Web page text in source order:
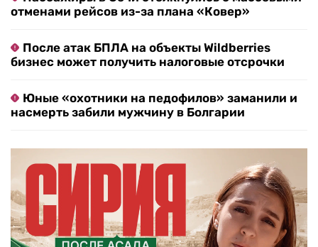
отменами рейсов из-за плана «Ковер»
После атак БПЛА на объекты Wildberries
бизнес может получить налоговые отсрочки
Юные «охотники на педофилов» заманили и
насмерть забили мужчину в Болгарии